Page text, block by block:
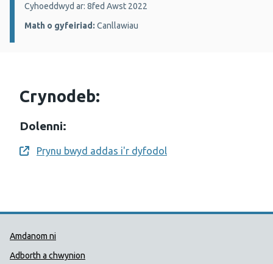
Manylion:
Cyhoeddwyd ar: 8fed Awst 2022
Math o gyfeiriad: Canllawiau
Crynodeb:
Dolenni:
Opens a new window
Prynu bwyd addas i'r dyfodol
Dolenni Cymorth Iechyd
Amdanom ni
Adborth a chwynion